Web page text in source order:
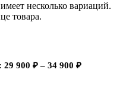
несколько вариаций.
товара.
29 900 ₽ – 34 900 ₽